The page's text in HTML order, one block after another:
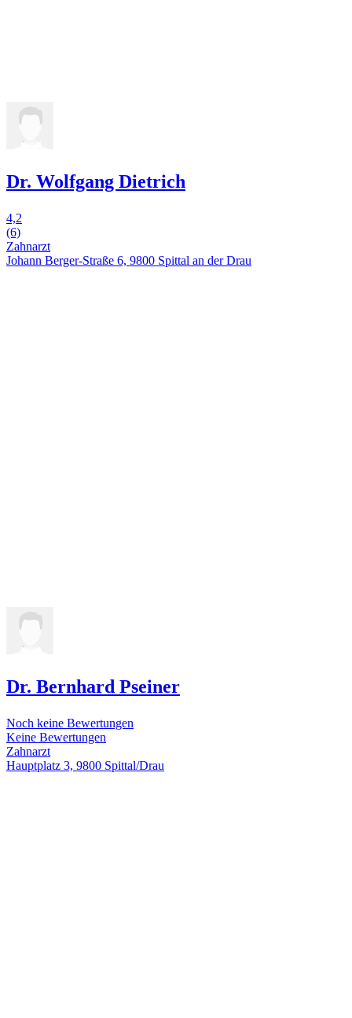
Dr. Wolfgang Dietrich
4,2
(6)
Zahnarzt
Johann Berger-Straße 6, 9800 Spittal an der Drau
Dr. Bernhard Pseiner
Noch keine Bewertungen
Keine Bewertungen
Zahnarzt
Hauptplatz 3, 9800 Spittal/Drau